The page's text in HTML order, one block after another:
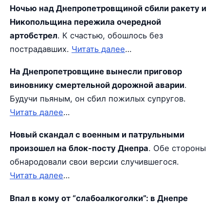
Ночью над Днепропетровщиной сбили ракету и
Никопольщина пережила очередной
артобстрел. К счастью, обошлось без
пострадавших. Читать далее…
На Днепропетровщине вынесли приговор
виновнику смертельной дорожной аварии.
Будучи пьяным, он сбил пожилых супругов.
Читать далее…
Новый скандал с военным и патрульными
произошел на блок-посту Днепра. Обе стороны
обнародовали свои версии случившегося.
Читать далее…
Впал в кому от “слабоалкоголки”: в Днепре